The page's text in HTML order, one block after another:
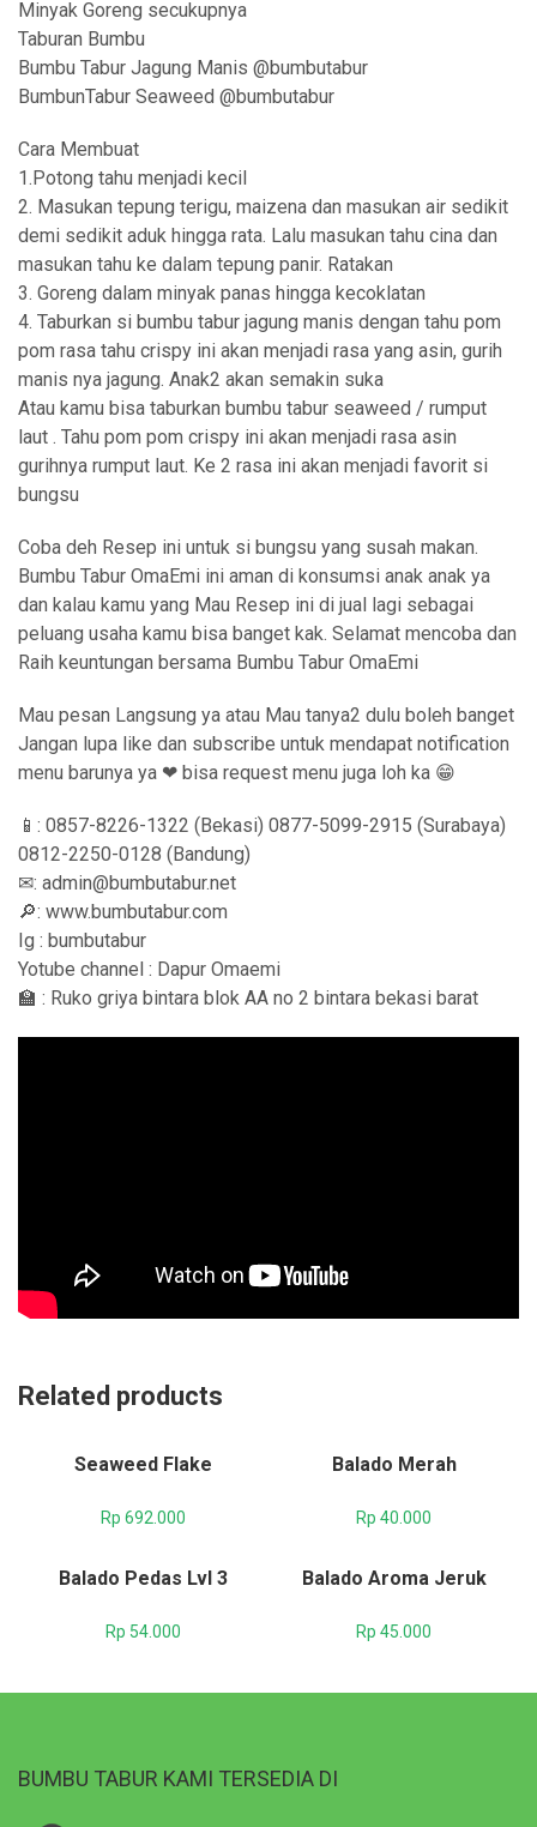
Minyak Goreng secukupnya
Taburan Bumbu
Bumbu Tabur Jagung Manis @bumbutabur
BumbunTabur Seaweed @bumbutabur
Cara Membuat
1.Potong tahu menjadi kecil
2. Masukan tepung terigu, maizena dan masukan air sedikit
demi sedikit aduk hingga rata. Lalu masukan tahu cina dan
masukan tahu ke dalam tepung panir. Ratakan
3. Goreng dalam minyak panas hingga kecoklatan
4. Taburkan si bumbu tabur jagung manis dengan tahu pom
pom rasa tahu crispy ini akan menjadi rasa yang asin, gurih
manis nya jagung. Anak2 akan semakin suka
Atau kamu bisa taburkan bumbu tabur seaweed / rumput
laut . Tahu pom pom crispy ini akan menjadi rasa asin
gurihnya rumput laut. Ke 2 rasa ini akan menjadi favorit si
bungsu
Coba deh Resep ini untuk si bungsu yang susah makan.
Bumbu Tabur OmaEmi ini aman di konsumsi anak anak ya
dan kalau kamu yang Mau Resep ini di jual lagi sebagai
peluang usaha kamu bisa banget kak. Selamat mencoba dan
Raih keuntungan bersama Bumbu Tabur OmaEmi
Mau pesan Langsung ya atau Mau tanya2 dulu boleh banget
Jangan lupa like dan subscribe untuk mendapat notification
menu barunya ya ❤ bisa request menu juga loh ka 😁
📱: 0857-8226-1322 (Bekasi) 0877-5099-2915 (Surabaya)
0812-2250-0128 (Bandung)
✉: admin@bumbutabur.net
🔎: www.bumbutabur.com
Ig : bumbutabur
Yotube channel : Dapur Omaemi
🏫 : Ruko griya bintara blok AA no 2 bintara bekasi barat
Related products
Seaweed Flake
Rp 692.000
Balado Merah
Rp 40.000
Balado Pedas Lvl 3
Rp 54.000
Balado Aroma Jeruk
Rp 45.000
BUMBU TABUR KAMI TERSEDIA DI